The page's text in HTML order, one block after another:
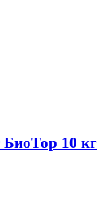
БиоТор 10 кг